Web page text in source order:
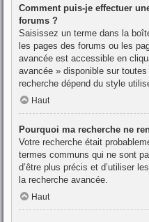
Comment puis-je effectuer
forums ?
Saisissez un terme dans la
les pages des forums ou les
avancée est accessible en
avancée » disponible sur
recherche dépend du style
Haut
Pourquoi ma recherche ne
Votre recherche était
termes communs qui ne sont
d’être plus précis et d’utiliser
la recherche avancée.
Haut